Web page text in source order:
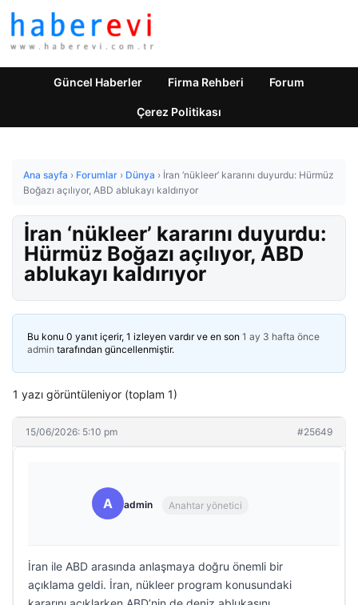
Güncel Haberler Firma Rehberi Forum
Çerez Politikası
Ana sayfa › Forumlar › Dünya › İran ‘nükleer’ kararını duyurdu: Hürmüz
Boğazı açılıyor, ABD ablukayı kaldırıyor
İran ‘nükleer’ kararını duyurdu:
Hürmüz Boğazı açılıyor, ABD
ablukayı kaldırıyor
Bu konu 0 yanıt içerir, 1 izleyen vardır ve en son 1 ay 3 hafta önce
admin tarafından güncellenmiştir.
1 yazı görüntüleniyor (toplam 1)
15/06/2026: 5:10 pm #25649
A admin Anahtar yönetici
İran ile ABD arasında anlaşmaya doğru önemli bir
açıklama geldi. İran, nükleer program konusundaki